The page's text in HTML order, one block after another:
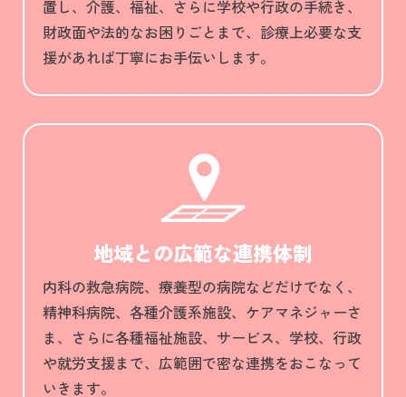
置し、介護、福祉、さらに学校や行政の手続き、
財政面や法的なお困りごとまで、診療上必要な支
援があれば丁寧にお手伝いします。
地域との広範な連携体制
内科の救急病院、療養型の病院などだけでなく、
精神科病院、各種介護系施設、ケアマネジャーさ
ま、さらに各種福祉施設、サービス、学校、行政
や就労支援まで、広範囲で密な連携をおこなって
いきます。